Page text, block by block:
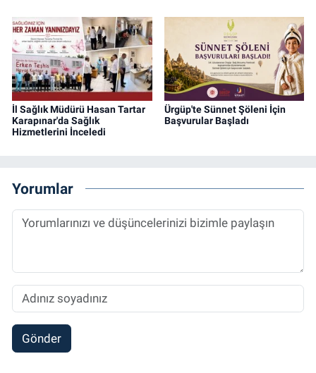
İl Sağlık Müdürü Hasan Tartar
Karapınar'da Sağlık
Hizmetlerini İnceledi
Ürgüp'te Sünnet Şöleni İçin
Başvurular Başladı
Yorumlar
Gönder